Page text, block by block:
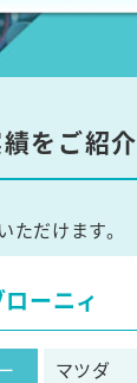
をご紹介
だけます。
ーニィ
マツダ